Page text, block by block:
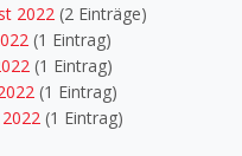
2022 (2 Einträge)
(1 Eintrag)
(1 Eintrag)
(1 Eintrag)
(1 Eintrag)